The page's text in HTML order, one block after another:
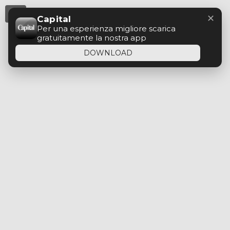
Capital
Per una esperienza migliore scarica
gratuitamente la nostra app
DOWNLOAD
✕
Menu